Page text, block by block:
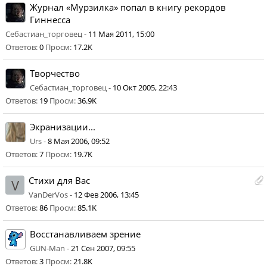
Журнал «Мурзилка» попал в книгу рекордов
Гиннесса
Себастиан_торговец - 11 Мая 2011, 15:00
Ответов:0 Просм: 17.2K
Творчество
Себастиан_торговец - 10 Окт 2005, 22:43
Ответов: 19 Просм:36.9K
Экранизации...
Urs -8 Мая 2006, 09:52
Ответов:7 Просм: 19.7K
V Стихи для Вас
VanDerVos - 12 Фев 2006, 13:45
Ответов:86 Просм:85.1K
Восстанавливаем зрение
GUN-Man -21 Сен 2007, 09:55
Ответов:3 Просм:21.8K